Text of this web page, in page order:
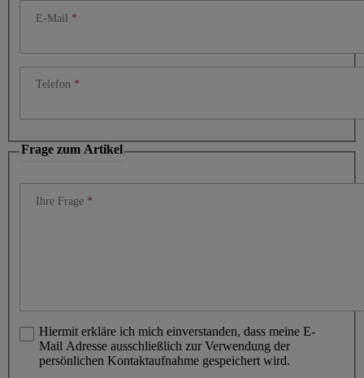
E-Mail
Telefon
Frage zum Artikel
Ihre Frage
Hiermit erkläre ich mich einverstanden, dass meine E-
Mail Adresse ausschließlich zur Verwendung der
persönlichen Kontaktaufnahme gespeichert wird.